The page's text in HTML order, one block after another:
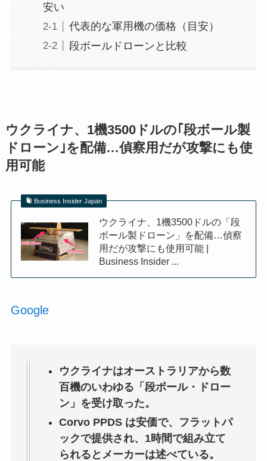
安い
代表的な軍用機の価格（目安）
段ボールドローンと比較
ウクライナ、1機3500ドルの｢段ボール製
ドローン｣を配備…偵察用だが攻撃にも使
用可能
Business Insider Japan
ウクライナ、1機3500ドルの「段
ボール製ドローン」を配備…偵察
用だが攻撃にも使用可能 |
Business Insider ...
Google
ウクライナはオーストラリアから数
百機のいわゆる「段ボール・ドロー
ン」を受け取った。
Corvo PPDS は安価で、フラットパ
ックで提供され、1時間で組み立て
られるとメーカーは述べている。